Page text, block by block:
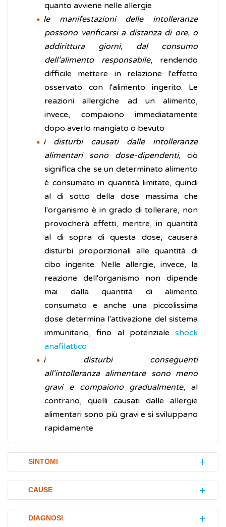
quanto avviene nelle allergie
le manifestazioni delle intolleranze
possono verificarsi a distanza di ore, o
addirittura giorni, dal consumo
dell’alimento responsabile, rendendo
difficile mettere in relazione l'effetto
osservato con l'alimento ingerito. Le
reazioni allergiche ad un alimento,
invece, compaiono immediatamente
dopo averlo mangiato o bevuto
i disturbi causati dalle intolleranze
alimentari sono dose-dipendenti, ciò
significa che se un determinato alimento
è consumato in quantità limitate, quindi
al di sotto della dose massima che
l'organismo è in grado di tollerare, non
provocherà effetti, mentre, in quantità
al di sopra di questa dose, causerà
disturbi proporzionali alle quantità di
cibo ingerite. Nelle allergie, invece, la
reazione dell'organismo non dipende
mai dalla quantità di alimento
consumato e anche una piccolissima
dose determina l'attivazione del sistema
immunitario, fino al potenziale shock
anafilattico
i disturbi conseguenti
all'intolleranza alimentare sono meno
gravi e compaiono gradualmente, al
contrario, quelli causati dalle allergie
alimentari sono più gravi e si sviluppano
rapidamente
SINTOMI
Le intolleranze alimentari si manifestano con
segni e disturbi (sintomi) prevalentemente a
carico dell’apparato gastrointestinale. I più
CAUSE
Le intolleranze alimentari possono avere
DIAGNOSI